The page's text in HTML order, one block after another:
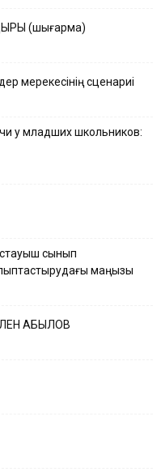
(шығарма)
мерекесінің сценариі
у младших школьников:
сынып
маңызы
ҚАБЫЛОВ